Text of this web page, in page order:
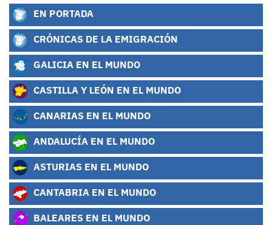
EN PORTADA
CRÓNICAS DE LA EMIGRACIÓN
GALICIA EN EL MUNDO
CASTILLA Y LEÓN EN EL MUNDO
CANARIAS EN EL MUNDO
ANDALUCÍA EN EL MUNDO
ASTURIAS EN EL MUNDO
CANTABRIA EN EL MUNDO
BALEARES EN EL MUNDO